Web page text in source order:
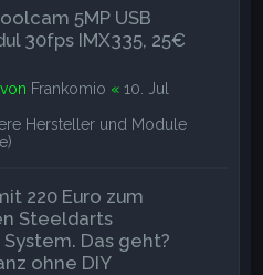
5MP USB
30fps IMX335, 25€
Frankomio «10. Jul
Hersteller und Module
220 Euro zum
Steeldarts
Das geht?
ohne DIY